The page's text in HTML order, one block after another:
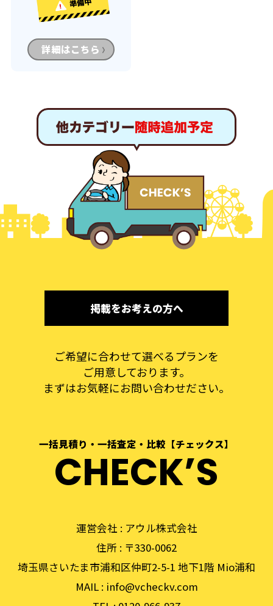
詳細はこちら
掲載をお考えの方へ
ご希望に合わせて選べるプランを
ご用意しております。
まずはお気軽にお問い合わせださい。
一括見積り・一括査定・比較【チェックス】
CHECKʼS
運営会社 : アウル株式会社
住所 : 〒330-0062
埼玉県さいたま市浦和区仲町2-5-1 地下1階 Mio浦和
MAIL : info@vcheckv.com